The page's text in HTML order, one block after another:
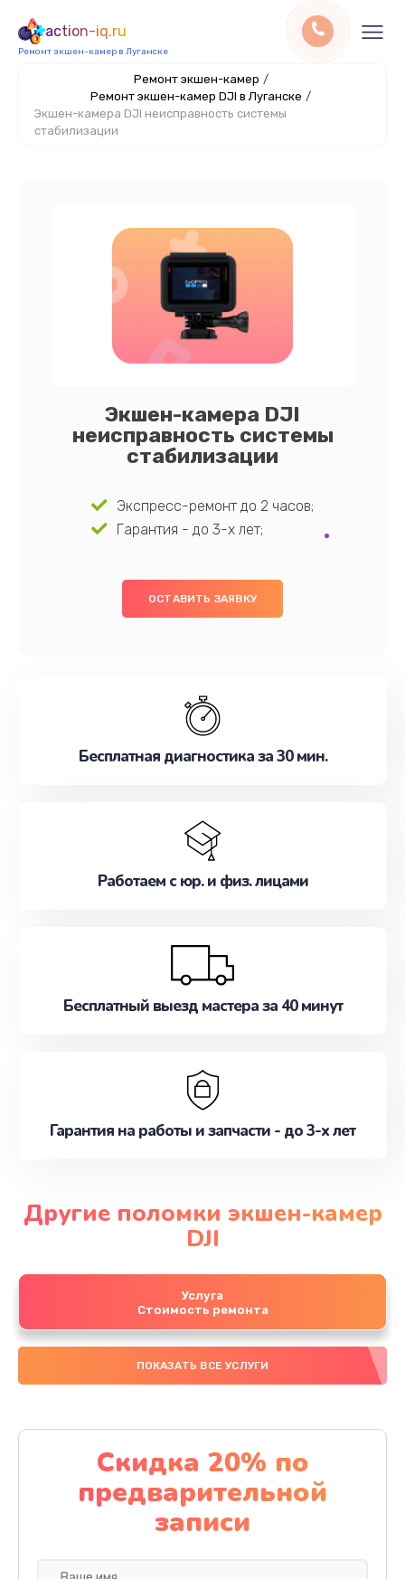
action-iq.ru
Ремонт экшен-камер в Луганске
Ремонт экшен-камер /
Ремонт экшен-камер DJI в Луганске /
Экшен-камера DJI неисправность системы
стабилизации
Экшен-камера DJI
неисправность системы
стабилизации
Экспресс-ремонт до 2 часов;
Гарантия - до 3-х лет;
ОСТАВИТЬ ЗАЯВКУ
Бесплатная диагностика за 30 мин.
Работаем с юр. и физ. лицами
Бесплатный выезд мастера за 40 минут
Гарантия на работы и запчасти - до 3-х лет
Другие поломки экшен-камер
DJI
Услуга
Стоимость ремонта
ПОКАЗАТЬ ВСЕ УСЛУГИ
Скидка 20% по
предварительной
записи